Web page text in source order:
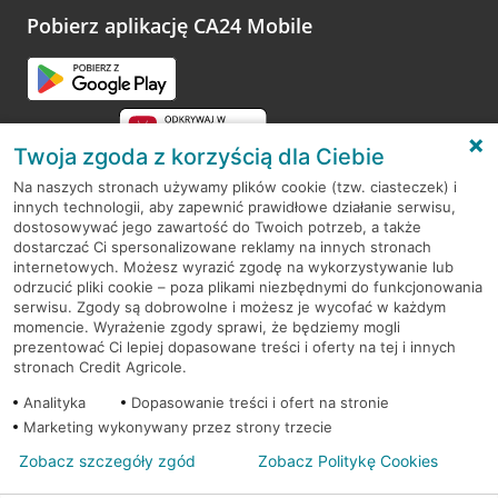
opinie.
Pobierz aplikację CA24 Mobile
RODO
Regulamin serwisu
Mapa serwisu
PolitykaCookies
© 2026 Credit Agricole Bank Polska S.A. Wszelkie prawa zastrzeżone
Twoja zgoda z korzyścią dla Ciebie
Na naszych stronach używamy plików cookie (tzw. ciasteczek) i
innych technologii, aby zapewnić prawidłowe działanie serwisu,
dostosowywać jego zawartość do Twoich potrzeb, a także
dostarczać Ci spersonalizowane reklamy na innych stronach
internetowych. Możesz wyrazić zgodę na wykorzystywanie lub
odrzucić pliki cookie – poza plikami niezbędnymi do funkcjonowania
serwisu. Zgody są dobrowolne i możesz je wycofać w każdym
momencie. Wyrażenie zgody sprawi, że będziemy mogli
prezentować Ci lepiej dopasowane treści i oferty na tej i innych
stronach Credit Agricole.
Analityka
Dopasowanie treści i ofert na stronie
Marketing wykonywany przez strony trzecie
Zobacz szczegóły zgód Zobacz Politykę Cookies